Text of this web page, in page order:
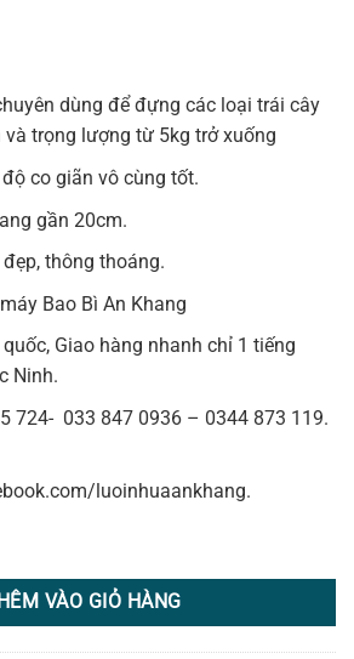
dùng để đựng các loại trái cây
trọng lượng từ 5kg trở xuống
co giãn vô cùng tốt.
gần 20cm.
thông thoáng.
Bao Bì An Khang
Giao hàng nhanh chỉ 1 tiếng
Ninh.
724- 033 847 0936 – 0344 873 119.
luoinhuaankhang.
40cm số lượng
VÀO GIỎ HÀNG